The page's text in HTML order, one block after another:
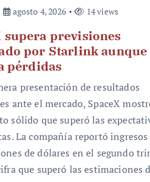
agosto 4, 2026 14 views
supera previsiones
por Starlink aunque
pérdidas
presentación de resultados
ante el mercado, SpaceX
sólido que superó las
La compañía reportó ingresos
de dólares en el segundo
que superó las estimaciones